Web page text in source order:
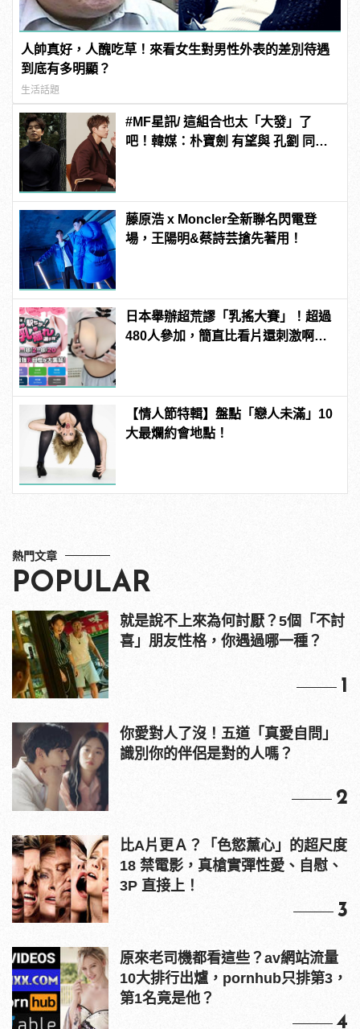
人帥真好，人醜吃草！來看女生對男性外表的差別待遇
到底有多明顯？
生活話題
#MF星訊/ 這組合也太「大發」了
吧！韓媒：朴寶劍 有望與 孔劉 同框
藤原浩 x Moncler全新聯名閃電登
場，王陽明&蔡詩芸搶先著用！
日本舉辦超荒謬「乳搖大賽」！超過
480人參加，簡直比看片還刺激啊！ |
【情人節特輯】盤點「戀人未滿」10
大最爛約會地點！
熱門文章
POPULAR
就是說不上來為何討厭？5個「不討
喜」朋友性格，你遇過哪一種？
1
你愛對人了沒！五道「真愛自問」
識別你的伴侶是對的人嗎？
2
比A片更Ａ？「色慾薰心」的超尺度
18 禁電影，真槍實彈性愛、自慰、
3P 直接上！
3
原來老司機都看這些？av網站流量
10大排行出爐，pornhub只排第3，
第1名竟是他？
4